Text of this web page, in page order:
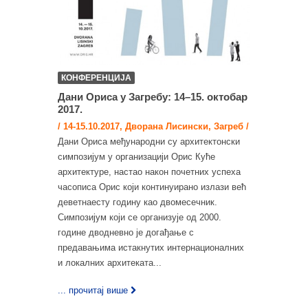
КОНФЕРЕНЦИЈА
Дани Ориса у Загребу: 14–15. октобар
2017.
/ 14-15.10.2017, Дворана Лисински, Загреб /
Дани Ориса међународни су архитектонски
симпозијум у организацији Орис Куће
архитектуре, настао након почетних успеха
часописа Орис који континуирано излази већ
деветнаесту годину као двомесечник.
Симпозијум који се организује од 2000.
године дводневно је догађање с
предавањима истакнутих интернационалних
и локалних архитеката...
... прочитај више